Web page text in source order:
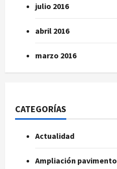
julio 2016
abril 2016
marzo 2016
CATEGORÍAS
Actualidad
Ampliación pavimento